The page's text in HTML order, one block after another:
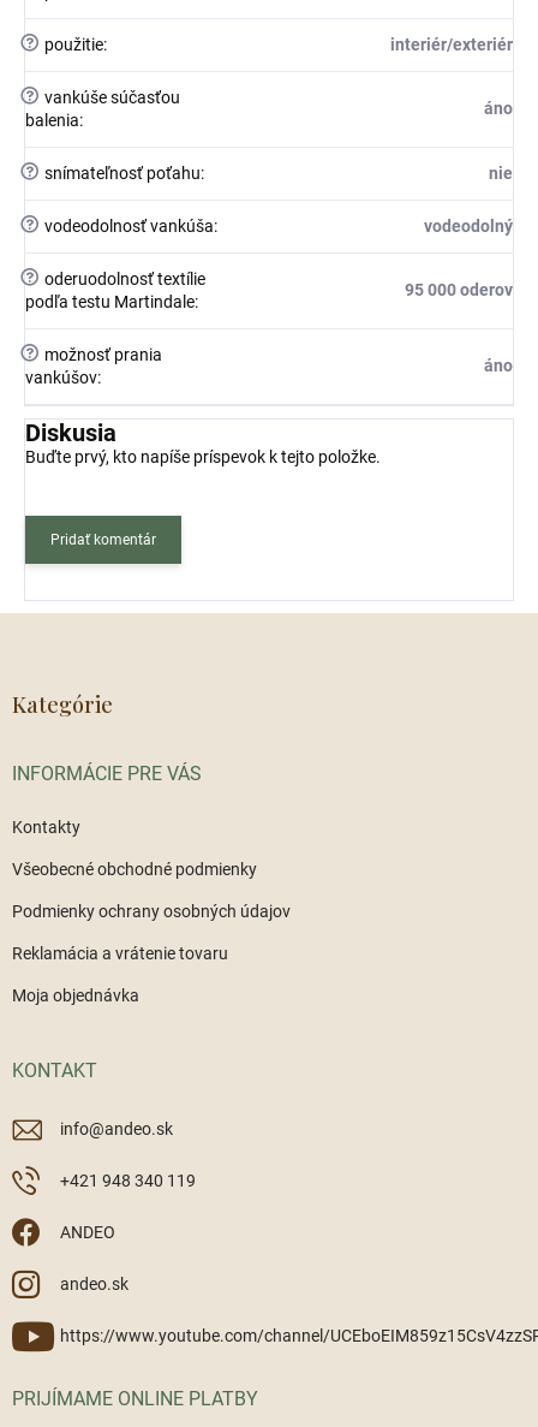
? použitie: interiér/exteriér
? vankúše súčasťou
balenia:
áno
? snímateľnosť poťahu: nie
? vodeodolnosť vankúša: vodeodolný
? oderuodolnosť textílie
podľa testu Martindale:
95 000 oderov
?
možnosť prania
vankúšov:
áno
Diskusia
Buďte prvý, kto napíše príspevok k tejto položke.
Pridať komentár
Kategórie
INFORMÁCIE PRE VÁS
Kontakty
Všeobecné obchodné podmienky
Podmienky ochrany osobných údajov
Reklamácia a vrátenie tovaru
Moja objednávka
KONTAKT
info@andeo.sk
+421 948 340 119
ANDEO
andeo.sk
https://www.youtube.com/channel/
PRIJÍMAME ONLINE PLATBY